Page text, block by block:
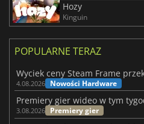
Hozy
Kinguin
POPULARNE TERAZ
4.08.2026 Nowości Hardware
3.08.2026 Premiery gier